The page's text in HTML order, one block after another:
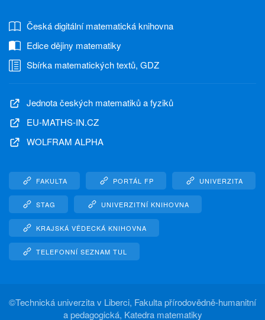
Česká digitální matematická knihovna
Edice dějiny matematiky
Sbírka matematických textů, GDZ
Jednota českých matematiků a fyziků
EU-MATHS-IN.CZ
WOLFRAM ALPHA
FAKULTA PORTÁL FP UNIVERZITA
STAG UNIVERZITNÍ KNIHOVNA
KRAJSKÁ VĚDECKÁ KNIHOVNA
TELEFONNÍ SEZNAM TUL
©Technická univerzita v Liberci, Fakulta přírodovědně-humanitní
a pedagogická, Katedra matematiky